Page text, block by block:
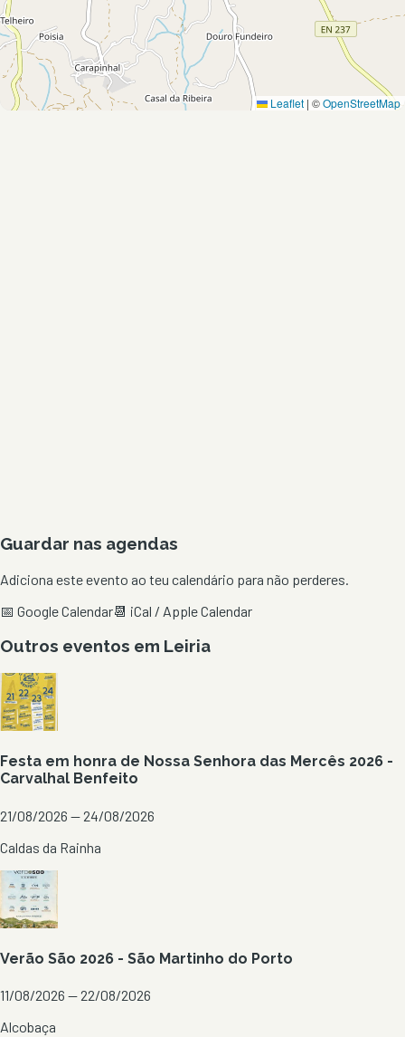
Leaflet | ©OpenStreetMap
Guardar nas agendas
Adiciona este evento ao teu calendário para não perderes.
📅 Google Calendar📆 iCal / Apple Calendar
Outros eventos em Leiria
Festa em honra de Nossa Senhora das Mercês 2026 -
Carvalhal Benfeito
21/08/2026 — 24/08/2026
Caldas da Rainha
Verão São 2026 - São Martinho do Porto
11/08/2026 — 22/08/2026
Alcobaça